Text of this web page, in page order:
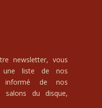
newsletter, vous
une liste de nos
informé de nos
salons du disque,